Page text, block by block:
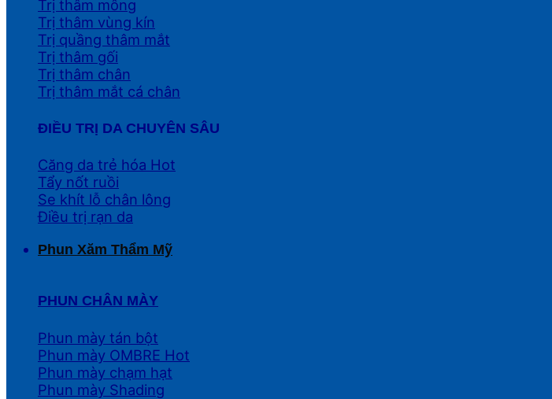
Trị thâm mông
Trị thâm vùng kín
Trị quầng thâm mắt
Trị thâm gối
Trị thâm chân
Trị thâm mắt cá chân
ĐIỀU TRỊ DA CHUYÊN SÂU
Căng da trẻ hóa
Tẩy nốt ruồi
Se khít lỗ chân lông
Điều trị rạn da
Phun Xăm Thẩm Mỹ
PHUN CHÂN MÀY
Phun mày tán bột
Phun mày OMBRE
Phun mày chạm hạt
Phun mày Shading